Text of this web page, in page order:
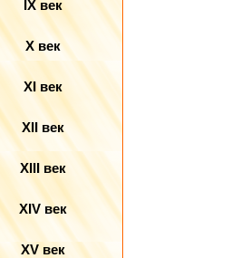
IX век
X век
XI век
XII век
XIII век
XIV век
XV век